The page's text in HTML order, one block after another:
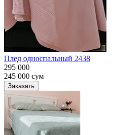
Плед односпальный 2438
295 000
245 000 сум
Заказать